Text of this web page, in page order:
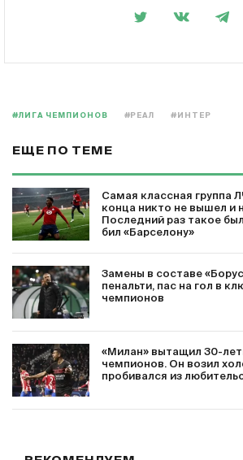
#ЛИГА ЧЕМПИОНОВ #РЕАЛ #ИНТЕР
ЕЩЕ ПО ТЕМЕ
Самая классная группа
конца никто не вышел и
Последний раз такое
бил «Барселону»
Замены в составе
пенальти, пас на гол в
чемпионов
«Милан» вытащил 30-
чемпионов. Он возил
пробивался из